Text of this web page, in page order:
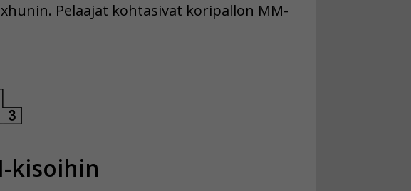
kisoihin
Pelaajat kohtasivat koripallon MM-